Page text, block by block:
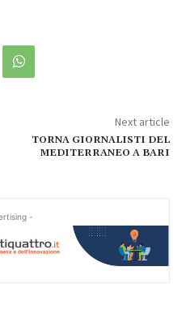
Next article
TORNA GIORNALISTI DEL
MEDITERRANEO A BARI
-